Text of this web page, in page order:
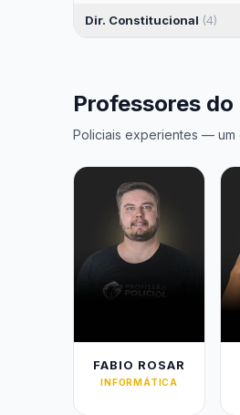
Dir. Constitucional (4)
Professores do
Policiais experientes — um
FABIO ROSAR
INFORMÁTICA